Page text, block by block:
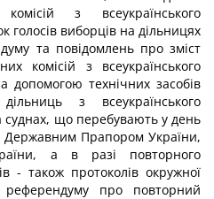
з всеукраїнського
голосів виборців на дільницях
та повідомлень про зміст
комісій з всеукраїнського
допомогою технічних засобів
з всеукраїнського
що перебувають у день
Державним Прапором України,
а в разі повторного
- також протоколів окружної
референдуму про повторний